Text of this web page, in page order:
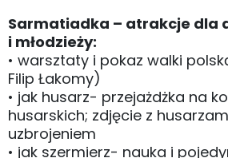
Sarmatiadka – atrakcje dla
i młodzieży:
• warsztaty i pokaz walki
Filip Łakomy)
• jak husarz- przejażdżka na
husarskich; zdjęcie z
uzbrojeniem
• jak szermierz- nauka i